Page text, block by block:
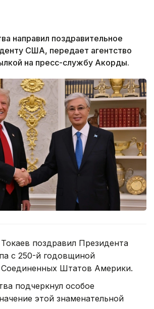
направил поздравительное
США, передает агентство
на пресс-службу Акорды.
поздравил Президента
с 250-й годовщиной
Соединенных Штатов Америки.
подчеркнул особое
этой знаменательной